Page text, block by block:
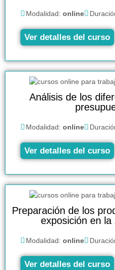
Modalidad: online
Ver detalles del curso
Análisis de los
Modalidad: online
Ver detalles del curso
Preparación de los
exposición en
Modalidad: online
Ver detalles del curso